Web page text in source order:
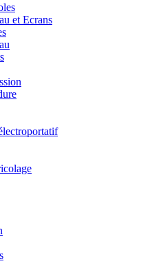
et Ecrans